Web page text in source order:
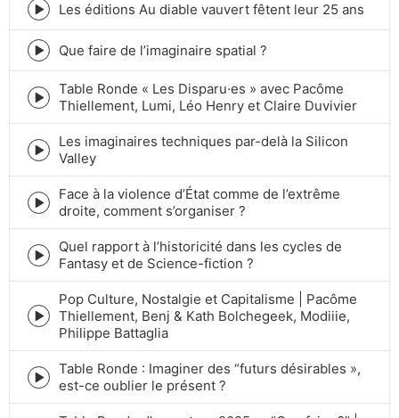
Episode
play
icon
Les éditions Au diable vauvert fêtent leur 25 ans
Episode
play
icon
Que faire de l’imaginaire spatial ?
Episode
play
icon
Table Ronde « Les Disparu·es » avec Pacôme
Thiellement, Lumi, Léo Henry et Claire Duvivier
Episode
play
icon
Les imaginaires techniques par-delà la Silicon
Valley
Episode
play
icon
Face à la violence d’État comme de l’extrême
droite, comment s’organiser ?
Episode
play
icon
Quel rapport à l’historicité dans les cycles de
Fantasy et de Science-fiction ?
Episode
play
Pop Culture, Nostalgie et Capitalisme | Pacôme
Thiellement, Benj & Kath Bolchegeek, Modiiie,
Philippe Battaglia
Episode
play
Table Ronde : Imaginer des “futurs désirables »,
est-ce oublier le présent ?